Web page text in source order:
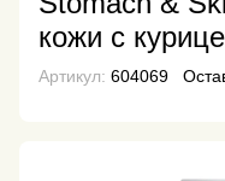
кожи с
Артикул: 604069